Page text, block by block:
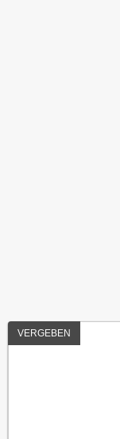
VERGEBEN